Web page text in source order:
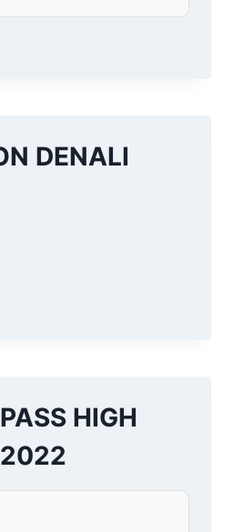
DENALI
HIGH